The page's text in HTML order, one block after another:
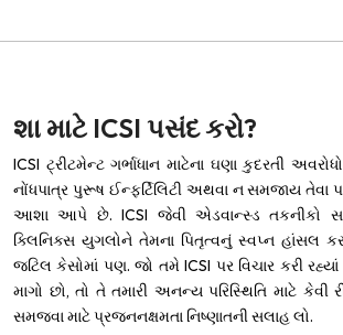
શા માટે ICSI પસંદ કરો?
ICSI ટ્રીટમેન્ટ ગર્ભાધાન માટેના ઘણા કુદરતી
નોંધપાત્ર પુરૂષ ઈન્ફર્ટિલિટી અથવા ન સમજાય તેવા
આશા આપે છે. ICSI જેવી એડવાન્સ્ડ તકનીકો
ક્લિનિક્સ યુગલોને તેમના પિતૃત્વનું સ્વપ્ન હાંસલ
જટિલ કેસોમાં પણ. જો તમે ICSI પર વિચાર કરી
માગો છો, તો તે તમારી અનન્ય પરિસ્થિતિ માટે
સમજવા માટે પ્રજનનક્ષમતા નિષ્ણાતની સલાહ લો.